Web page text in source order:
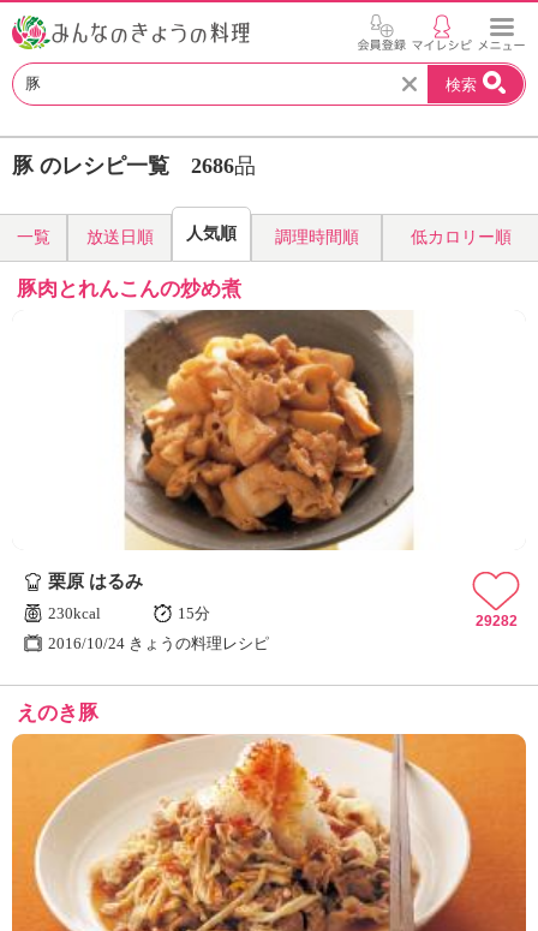
お
い
レ
ピ
見
け
よ
う
。
N
H
K
エ
デ
ュ
ョ
み
ん
な
の
き
ょ
う
の
検索
豚 のレシピ一覧 2686品
一覧 放送日順 人気順 調理時間順 低カロリー順
豚肉とれんこんの炒め煮
栗原 はるみ
230kcal
15分
2016/10/24 きょうの料理レシピ
29282
えのき豚